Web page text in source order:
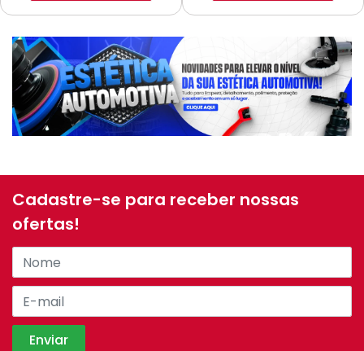
Cadastre-se para receber nossas
ofertas!